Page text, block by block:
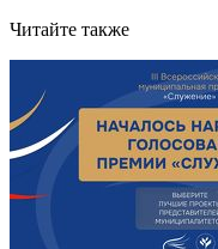
Читайте также